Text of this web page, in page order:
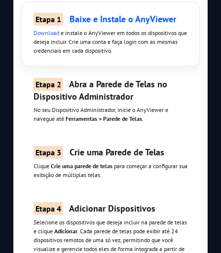
Etapa 1 Baixe e Instale o AnyViewer
Downloade instale o AnyViewer em todos os dispositivos que
deseja incluir. Crie uma conta e faça login com as mesmas
credenciais em cada dispositivo.
Etapa 2
Abra a Parede de Telas no
Dispositivo Administrador
No seu Dispositivo Administrador, inicie o AnyViewer e
navegue até Ferramentas > Parede de Telas.
Etapa 3 Crie uma Parede de Telas
Clique Crie uma parede de telaspara começar a configurar sua
exibição de múltiplas telas.
Etapa 4 Adicionar Dispositivos
Selecione os dispositivos que deseja incluir na parede de telas
e clique Adicionar. Cada parede de telas pode exibir até 24
dispositivos remotos de uma só vez, permitindo que você
visualize e gerencie todos eles de forma integrada a partir de